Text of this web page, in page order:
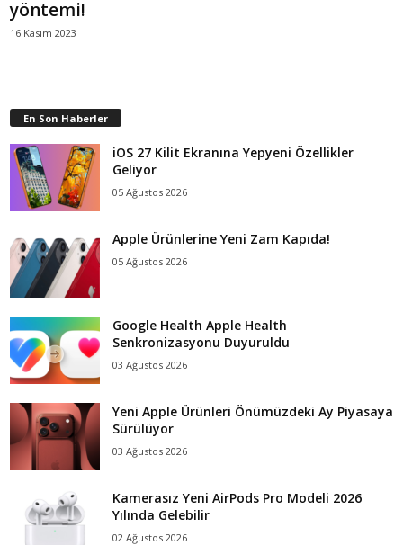
yöntemi!
16 Kasım 2023
En Son Haberler
iOS 27 Kilit Ekranına Yepyeni Özellikler
Geliyor
05 Ağustos 2026
Apple Ürünlerine Yeni Zam Kapıda!
05 Ağustos 2026
Google Health Apple Health
Senkronizasyonu Duyuruldu
03 Ağustos 2026
Yeni Apple Ürünleri Önümüzdeki Ay Piyasaya
Sürülüyor
03 Ağustos 2026
Kamerasız Yeni AirPods Pro Modeli 2026
Yılında Gelebilir
02 Ağustos 2026